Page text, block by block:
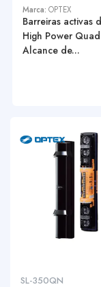
Marca: OPTEX
Barreiras activas
High Power Quad
Alcance de...
SL-350QN